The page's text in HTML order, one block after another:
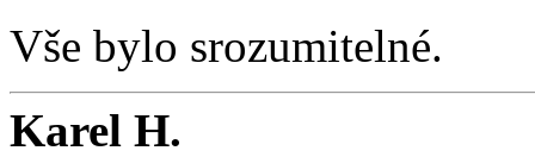
Vše bylo srozumitelné.
Karel H.